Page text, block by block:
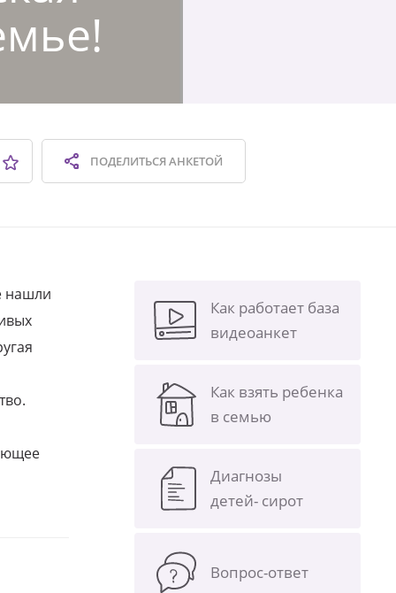
ПОДЕЛИТЬСЯАНКЕТОЙ
нашли
Как работает база
видеоанкет
Как взять ребенка
в семью
Диагнозы
детей- сирот
Вопрос-ответ